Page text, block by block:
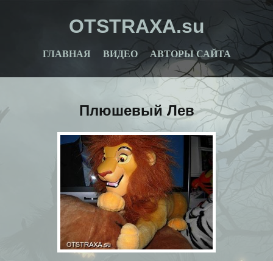
OTSTRAXA.su
ГЛАВНАЯ ВИДЕО АВТОРЫ САЙТА
Плюшевый Лев